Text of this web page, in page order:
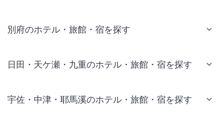
別府のホテル・旅館・宿を探す
日田・天ケ瀬・九重のホテル・旅館・宿を探す
宇佐・中津・耶馬溪のホテル・旅館・宿を探す